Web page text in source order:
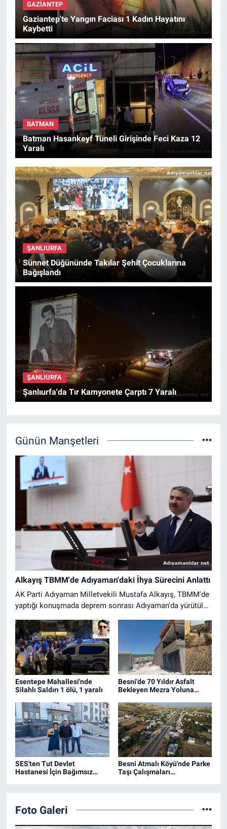
GAZIANTEP
Gaziantep'te Yangın Faciası 1 Kadın Hayatını
Kaybetti
BATMAN
Batman Hasankeyf Tüneli Girişinde Feci Kaza 12
Yaralı
ŞANLIURFA
Sünnet Düğününde Takılar Şehit Çocuklarına
Bağışlandı
ŞANLIURFA
Şanlıurfa'da Tır Kamyonete Çarptı 7 Yaralı
Günün Manşetleri
Alkayış TBMM'de Adıyaman'daki İhya Sürecini Anlattı
AK Parti Adıyaman Milletvekili Mustafa Alkayış, TBMM'de
yaptığı konuşmada deprem sonrası Adıyaman'da yürütülen
Esentepe Mahallesi'nde
Silahlı Saldırı 1 ölü, 1 yaralı
Besni'de 70 Yıldır Asfalt
Bekleyen Mezra Yoluna
SES'ten Tut Devlet
Hastanesi İçin Bağımsız
Besni Atmalı Köyü'nde Parke
Taşı Çalışmaları
Foto Galeri